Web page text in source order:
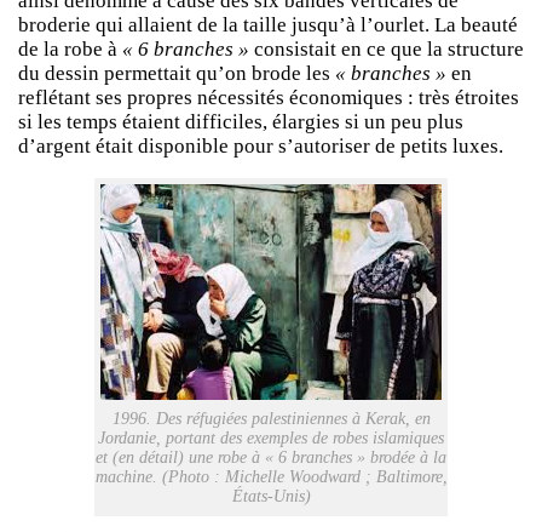
broderie qui allaient de la taille jusqu’à l’ourlet. La beauté
de la robe à « 6 branches » consistait en ce que la structure
du dessin permettait qu’on brode les « branches » en
reflétant ses propres nécessités économiques : très étroites
si les temps étaient difficiles, élargies si un peu plus
d’argent était disponible pour s’autoriser de petits luxes.
1996. Des réfugiées palestiniennes à Kerak, en
Jordanie, portant des exemples de robes islamiques
et (en détail) une robe à « 6 branches » brodée à la
machine. (Photo : Michelle Woodward ; Baltimore,
États-Unis)